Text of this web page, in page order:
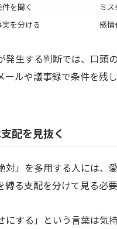
件を聞く
ミス
実を分ける 感情
発生する判断では、口頭
ールや議事録で条件を残
配を見抜く
対」を多用する人には、
縛る支配を分けて見る必要
にする」という言葉は気